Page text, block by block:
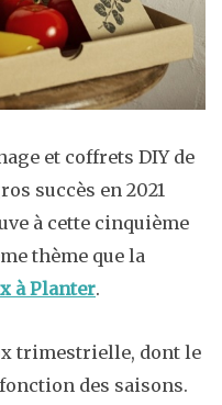
et coffrets DIY de
succès en 2021
à cette cinquième
thème que la
à Planter.
trimestrielle, dont le
des saisons.